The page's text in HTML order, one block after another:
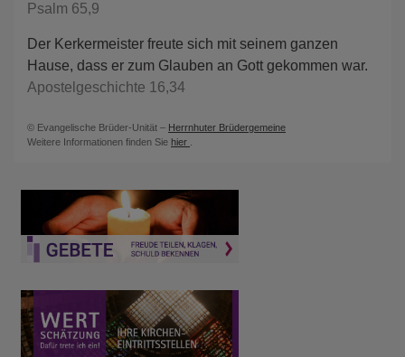
Psalm 65,9
Der Kerkermeister freute sich mit seinem ganzen
Hause, dass er zum Glauben an Gott gekommen war.
Apostelgeschichte 16,34
© Evangelische Brüder-Unität – Herrnhuter Brüdergemeine
Weitere Informationen finden Sie hier